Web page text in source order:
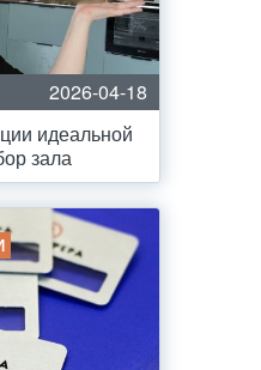
2026-04-18
идеальной
зала